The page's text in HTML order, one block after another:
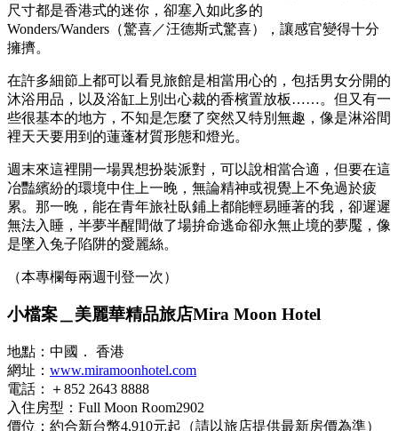
尺寸都是香港式的迷你，卻塞入如此多的
Wonders/Wanders（驚喜／汪德斯式驚喜），讓感官變得十分
擁擠。
在許多細節上都可以看見旅館是相當用心的，包括男女分開的
沐浴用品，以及浴缸上別出心裁的香檳置放板……。但又有一
些很基本的地方，不知是怎麼了突然又特別無趣，像是淋浴間
裡天天要用到的蓮蓬材質形態和燈光。
週末來這裡開一場異想扮裝派對，可以說相當合適，但要在這
冶豔繽紛的環境中住上一晚，無論精神或視覺上不免過於疲
累。那一晚，能在青年旅社臥鋪上都能輕易睡著的我，卻遲遲
無法入睡，半夢半醒間做了場拚命逃命卻永無止境的夢魘，像
是墜入兔子陷阱的愛麗絲。
（本專欄每兩週刊登一次）
小檔案＿美麗華精品旅店Mira Moon Hotel
地點：中國． 香港
網址： www.miramoonhotel.com
電話：＋852 2643 8888
入住房型：Full Moon Room2902
價位：約合新台幣4,910元起（請以旅店提供最新房價為準）